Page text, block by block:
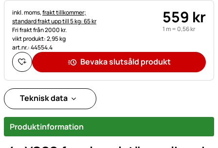
Skatteinformation:
inkl. moms,frakt tillkommer;
standard frakt upp till 5 kg: 65 kr
Fri frakt från 2000 kr.
vikt produkt: 2,95 kg
art.nr.: 44554.4
559 kr
1 m = 0,56kr
Bevaka slutsåld produkt
Teknisk data
Produktinformation